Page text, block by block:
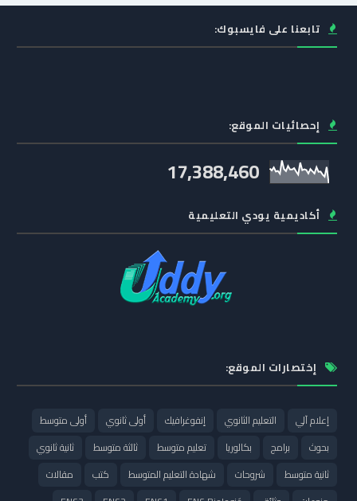
تابعنا على فايسبوك:
إحصائيات الموقع:
17,388,460
أكاديمية يودي التعليمية
إختصارات الموقع:
إعلام آلي التعليم الثانوي إنفوغرافيك أولى ثانوي
أولى متوسط
بحوث
برامج بكالوريا تعليم متوسط ثالثة متوسط
ثانية ثانوي
ثانية متوسط
شروحات شهادة التعليم المتوسط كتب
مقالات